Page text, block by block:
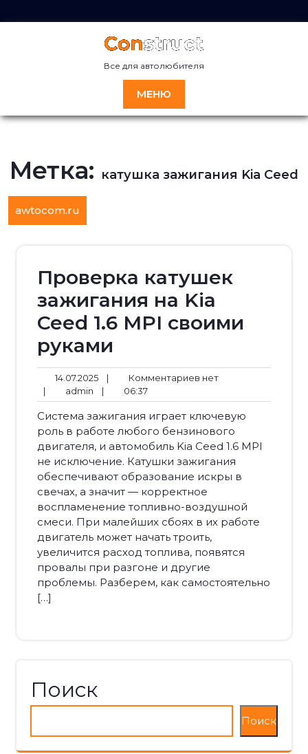
к
Все для автолюбителя
МЕНЮ
Метка: катушка зажигания Kia Ceed
awtocom.ru
Проверка катушек
зажигания на Kia
Ceed 1.6 MPI своими
руками
14.07.202514.07.2025
| Комментариев нетКомментариев
| admin admin
| 06:3706:37
Система зажигания играет ключевую
роль в работе любого бензинового
двигателя, и автомобиль Kia Ceed 1.6 MPI
не исключение. Катушки зажигания
обеспечивают образование искры в
свечах, а значит — корректное
воспламенение топливно-воздушной
смеси. При малейших сбоях в их работе
двигатель может начать троить,
увеличится расход топлива, появятся
провалы при разгоне и другие
проблемы. Разберем, как самостоятельно
[…]
Поиск
Поиск